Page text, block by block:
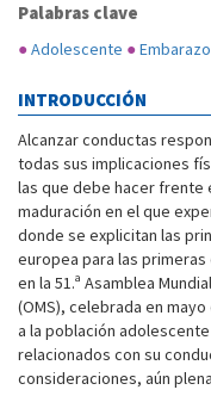
Palabras clave
●Adolescente ●Embarazo
INTRODUCCIÓN
Alcanzar conductas
todas sus implicaciones
las que debe hacer frente
maduración en el que
donde se explicitan las
europea para las
en la 51.ª Asamblea
(OMS), celebrada en mayo
a la población
relacionados con su
consideraciones, aún